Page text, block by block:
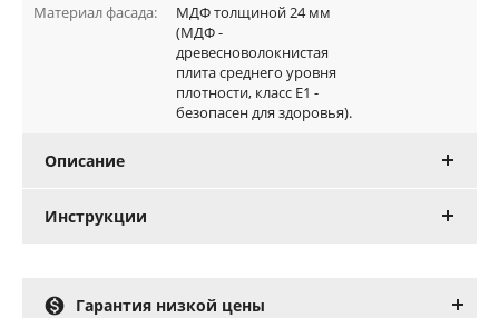
Материал фасада:
МДФ толщиной 24 мм
(МДФ -
древесноволокнистая
плита среднего уровня
плотности, класс E1 -
безопасен для здоровья).
Описание
Инструкции
 Гарантия низкой цены